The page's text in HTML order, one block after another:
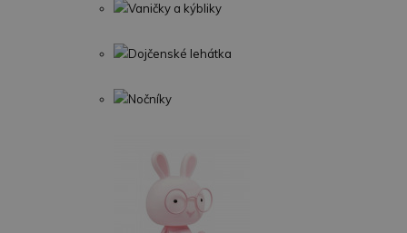
Vaničky a kýbliky
Dojčenské lehátka
Nočníky